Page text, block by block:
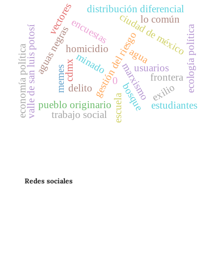
marxismo
homicidiogestión del riesgo
aguas negras usuarios
encuestas
memes
ciudad de méxico
distribución diferencial
cdmx
delito
valle de san luis potosí minado
bosque
ecología política
agua
pueblo originario
trabajo social
vectores
escuela estudiantes
frontera
lo común
exilio
economía política 0
Redes sociales